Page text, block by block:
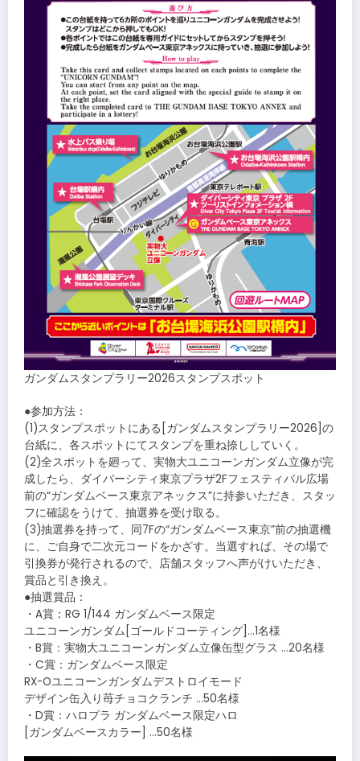
ガンダムスタンプラリー2026スタンプスポット
●参加方法：
(1)スタンプスポットにある[ガンダムスタンプラリー2026]の
台紙に、各スポットにてスタンプを重ね捺ししていく。
(2)全スポットを廻って、実物大ユニコーンガンダム立像が完
成したら、ダイバーシティ東京プラザ2Fフェスティバル広場
前の“ガンダムベース東京アネックス”に持参いただき、スタッ
フに確認をうけて、抽選券を受け取る。
(3)抽選券を持って、同7Fの“ガンダムベース東京”前の抽選機
に、ご自身で二次元コードをかざす。当選すれば、その場で
引換券が発行されるので、店舗スタッフへ声がけいただき、
賞品と引き換え。
●抽選賞品：
・A賞：RG 1/144 ガンダムベース限定
ユニコーンガンダム[ゴールドコーティング]…1名様
・B賞：実物大ユニコーンガンダム立像缶型グラス …20名様
・C賞：ガンダムベース限定
RX-Oユニコーンガンダムデストロイモード
デザイン缶入り苺チョコクランチ …50名様
・D賞：ハロプラ ガンダムベース限定ハロ
[ガンダムベースカラー] …50名様